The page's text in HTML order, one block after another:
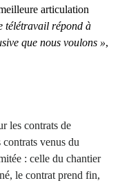
articulation
télétravail répond à
que nous voulons »,
les contrats de
venus du
: celle du chantier
le contrat prend fin,